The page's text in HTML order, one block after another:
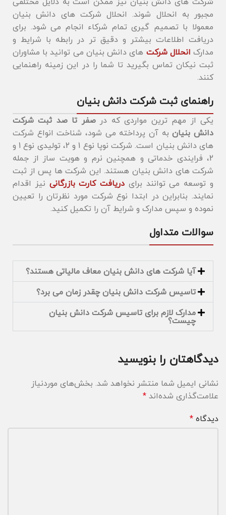
مجبور به انحلال شوند. انحلال شرکت های دانش بنیان
معمولا با تصمیم گیری تمام شرکاء انجام می شود. برای
دریافت اطلاعات بیشتر و دقیق تر در رابطه با شرایط و
مدارک انحلال شرکت های دانش بنیان می توانید با مشاوران
ثبت نیکان تماس بگیرید تا شما را در این زمینه راهنمایی
کنند.
راهنمای ثبت شرکت دانش بنیان
یکی از مهم ترین مواردی که درصفر تا صد ثبت شرکت
دانش بنیانبه آن پرداخته می شود، شناخت انواع شرکت
های دانش بنیان است. شرکت نوپا نوع 1 و 2، تولیدی نوع 1 و
2، فرایندی خدماتی و همچنین نرم و هویت ساز از جمله
شرکت های دانش بنیان هستند. این شرکت ها پس از ثبت
و توسعه می توانند برای دریافت کارت بازرگانی نیز اقدام
نمایند. بنابراین در ابتدا نوع شرکت مورد نظرتان را تعیین
نموده و سپس مدارک و شرایط آن را تکمیل کنید.
سوالات متداول
آیا شرکت های دانش بنیان معاف مالیاتی هستند؟
تاسیس شرکت دانش بنیان چقدر زمان می برد؟
مدارک لازم برای تاسیس شرکت دانش بنیان
چیست؟
دیدگاهتان را بنویسید
نشانی ایمیل شما منتشر نخواهد شد. بخش‌های موردنیاز
علامت‌گذاری شده‌اند*
دیدگاه*